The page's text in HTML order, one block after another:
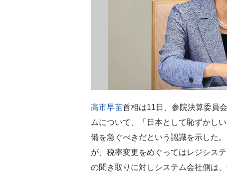
高市早苗首相は11日、参院決算委員
ムについて、「日本として恥ずかし
備を急ぐべきだという認識を示した
が、税率変更をめぐってはレジシス
の聞き取りに対しシステム会社側は